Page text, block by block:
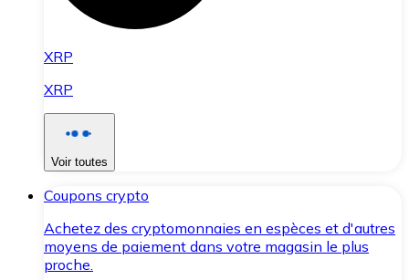
XRP
XRP
Voir toutes
Coupons crypto
Achetez des cryptomonnaies en espèces et d'autres
moyens de paiement dans votre magasin le plus
proche.